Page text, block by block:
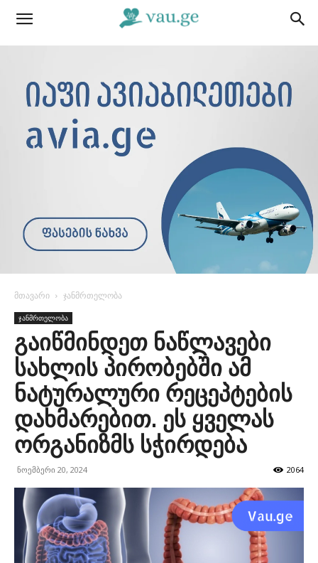
მთავარი ჯანმრთელობა
ჯანმრთელობა
გაიწმინდეთ ნაწლავები
სახლის პირობებში ამ
ნატურალური რეცეპტების
დახმარებით. ეს ყველას
ორგანიზმს სჭირდება
ნოემბერი 20, 2024 2064